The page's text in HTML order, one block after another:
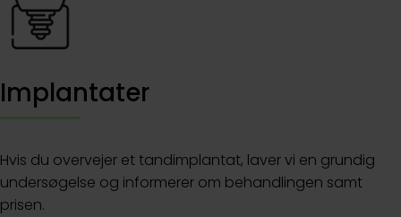
Implantater
Hvis du overvejer et tandimplantat, laver vi en grundig
undersøgelse og informerer om behandlingen samt
prisen.